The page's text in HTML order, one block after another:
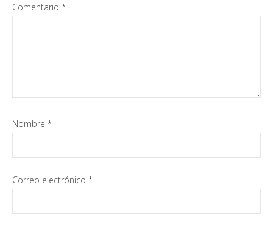
Comentario *
Nombre *
Correo electrónico *